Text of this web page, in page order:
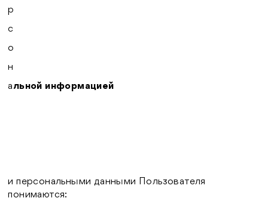
р
с
о
н
альной информацией
и персональными данными Пользователя
понимаются: